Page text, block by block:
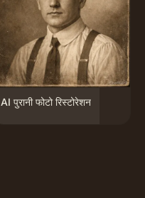
AI पुरानी फोटो रिस्टोरेशन